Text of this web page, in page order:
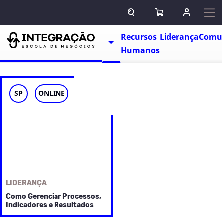
ABRIR CAMPO DE BUSCA
ABRIR CARRINHO
ENTRAR
Escolas
TOGGLE DROPDOWN
Recursos
Humanos
Liderança
SP ONLINE
LIDERANÇA
Como Gerenciar Processos,
Indicadores e Resultados
Entenda o que são